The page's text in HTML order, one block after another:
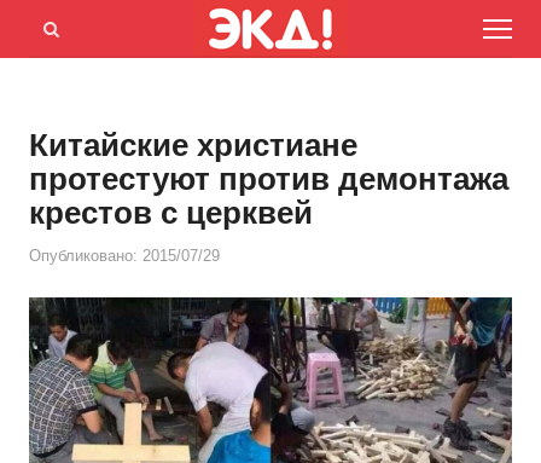
Menu
Открыть
Китайские христиане
протестуют против демонтажа
крестов с церквей
Опубликовано: 2015/07/29